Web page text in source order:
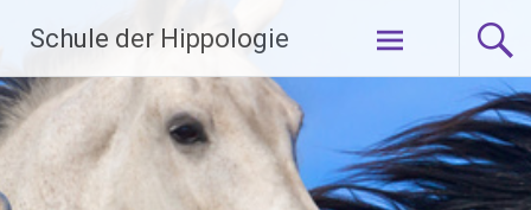
Inhalt
springen
Schule der Hippologie